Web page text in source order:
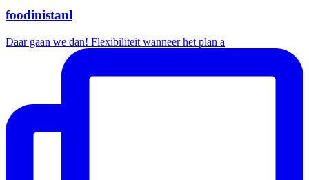
foodinistanl
Daar gaan we dan! Flexibiliteit wanneer het plan a